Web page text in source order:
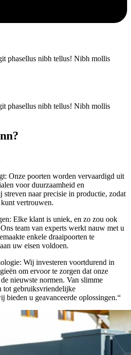
phasellus nibh tellus! Nibh mollis
phasellus nibh tellus! Nibh mollis
Onze poorten worden vervaardigd uit
voor duurzaamheid en
streven naar precisie in productie, zodat
vertrouwen.
Elke klant is uniek, en zo zou ook
team van experts werkt nauw met u
enkele draaipoorten te
uw eisen voldoen.
Wij investeren voortdurend in
om ervoor te zorgen dat onze
nieuwste normen. Van slimme
tot gebruiksvriendelijke
bieden u geavanceerde oplossingen.“